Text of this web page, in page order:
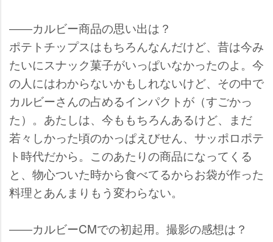
――カルビー商品の思い出は？
ポテトチップスはもちろんなんだけど、昔は今み
たいにスナック菓子がいっぱいなかったのよ。今
の人にはわからないかもしれないけど、その中で
カルビーさんの占めるインパクトが（すごかっ
た）。あたしは、今ももちろんあるけど、まだ
若々しかった頃のかっぱえびせん、サッポロポテ
ト時代だから。このあたりの商品になってくる
と、物心ついた時から食べてるからお袋が作った
料理とあんまりもう変わらない。
――カルビーCMでの初起用。撮影の感想は？